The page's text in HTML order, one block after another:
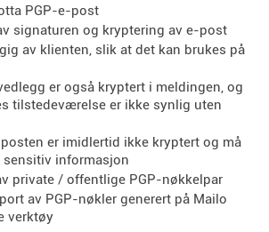
PGP-e-post
signaturen og kryptering av e-post
av klienten, slik at det kan brukes på
er også kryptert i meldingen, og
tilstedeværelse er ikke synlig uten
er imidlertid ikke kryptert og må
sensitiv informasjon
private / offentlige PGP-nøkkelpar
av PGP-nøkler generert på Mailo
verktøy